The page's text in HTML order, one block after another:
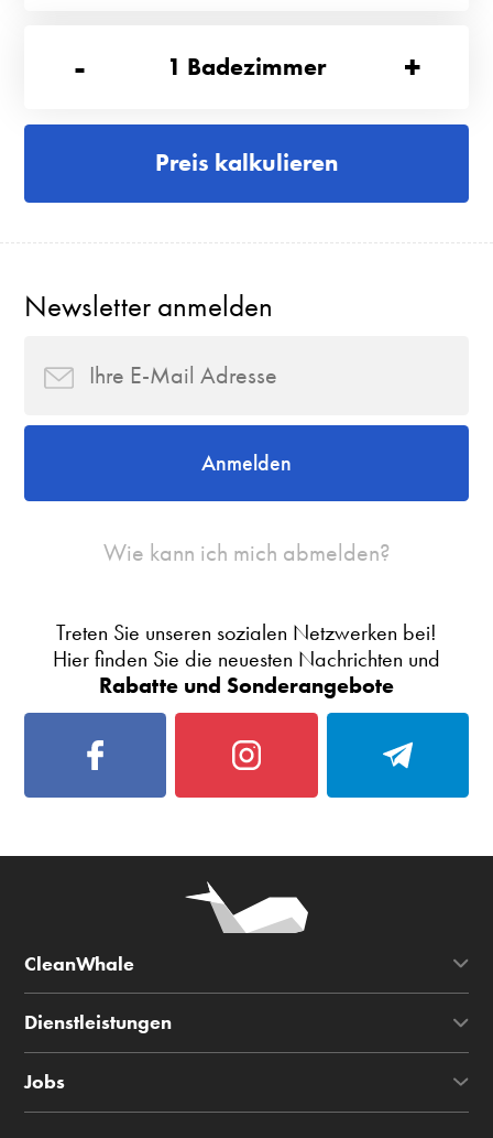
- 1 Badezimmer +
Preis kalkulieren
Newsletter anmelden
Anmelden
Wie kann ich mich abmelden?
Treten Sie unseren sozialen Netzwerken bei!
Hier finden Sie die neuesten Nachrichten und
Rabatte und Sonderangebote
CleanWhale
Dienstleistungen
Jobs